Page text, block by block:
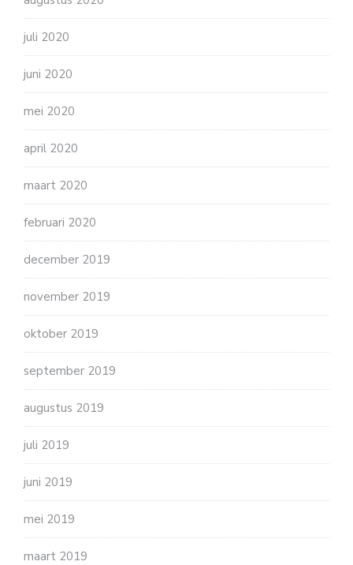
juli 2020
juni 2020
mei 2020
april 2020
maart 2020
februari 2020
december 2019
november 2019
oktober 2019
september 2019
augustus 2019
juli 2019
juni 2019
mei 2019
maart 2019